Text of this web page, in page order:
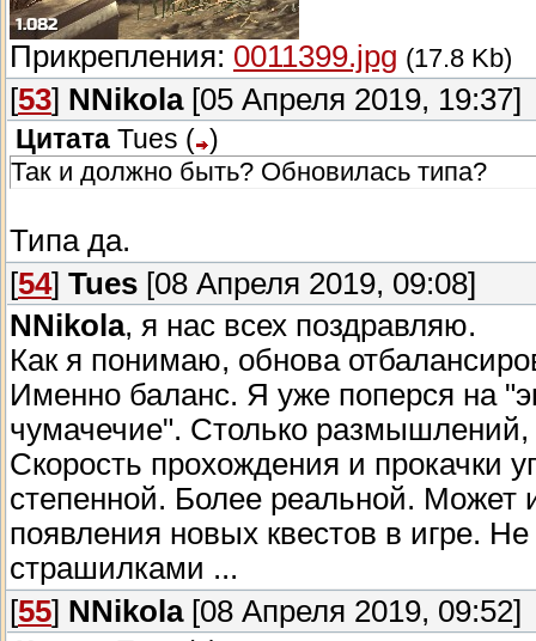
Прикрепления: 0011399.jpg (17.8 Kb)
[53] NNikola[05 Апреля 2019, 19:37]
Цитата Tues ( )
Так и должно быть? Обновилась типа?
Типа да.
[54] Tues [08 Апреля 2019, 09:08]
NNikola, я нас всех поздравляю.
Как я понимаю, обнова
Именно баланс. Я уже поперся на
чумачечие". Столько размышлений,
Скорость прохождения и прокачки
степенной. Более реальной. Может
появления новых квестов в игре. Не
страшилками ...
[55] NNikola[08 Апреля 2019, 09:52]